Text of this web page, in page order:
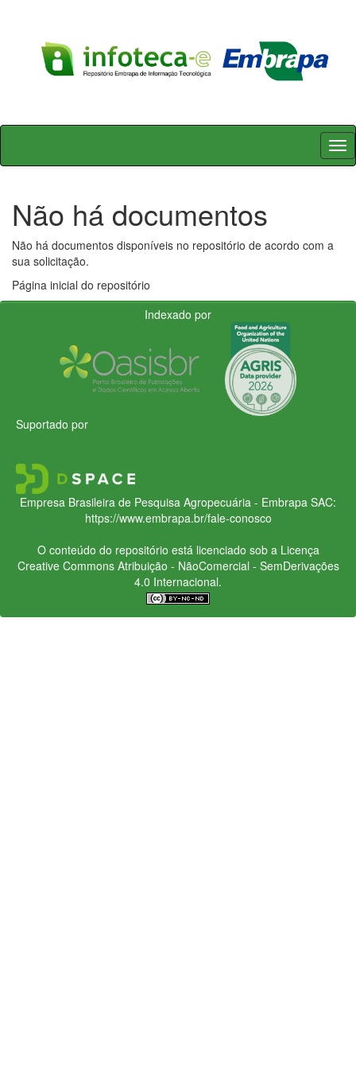
Skip
Não há documentos
Não há documentos disponíveis no repositório de acordo com a
sua solicitação.
Página inicial do repositório
Indexado por
Suportado por
Empresa Brasileira de Pesquisa Agropecuária - Embrapa SAC:
https://www.embrapa.br/fale-conosco
O conteúdo do repositório está licenciado sob a Licença
Creative CommonsAtribuição - NãoComercial - SemDerivações
4.0 Internacional.